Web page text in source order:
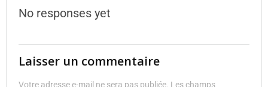
No responses yet
Laisser un commentaire
Votre adresse e-mail ne sera pas publiée. Les champs